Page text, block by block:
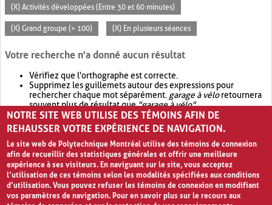
(X) Activités développées (Entre 30 et 60 minutes)
(X) Grand groupe (> 100) (X) En plusieurs séances
Votre recherche n'a donné aucun résultat
Vérifiez que l'orthographe est correcte.
Supprimez les guillemets autour des expressions pour
rechercher chaque mot séparément. garage à véloretournera
souvent plus de résultat que"garage à vélo".
Envisagez d'élargir votre recherche avec OR.garage OR vélo
retournera souvent plus de résultat quegarage à vélo
NOTRE SITE WEB UTILISE DES TÉMOINS AFIN DE
REHAUSSER VOTRE EXPÉRIENCE DE NAVIGATION.
Le site web de Polytechnique Montréal utilise des témoins de connexion
afin de recueillir des statistiques générales et offrir une meilleure
expérience à ses visiteurs. En naviguant sur le site, vous acceptez
l’utilisation de ces témoins selon les modalités spécifiées aux conditions
d’utilisation. Vous pouvez refuser les témoins de connexion en modifiant
vos paramètres de navigation. Pour en savoir plus sur le recours aux